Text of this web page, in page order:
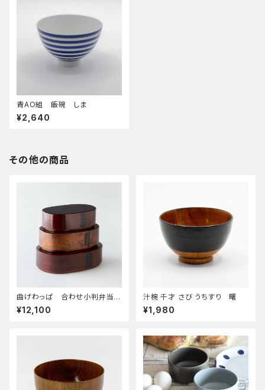
青AO組 飯碗 しま
¥2,640
その他の商品
曲げわっぱ 合わせ小判弁当
中
¥12,100
汁椀 千才 さび うちすり 曙
¥1,980